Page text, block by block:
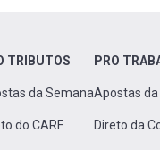
TRIBUTOS
da Semana
do CARF
PRO
Apostas
Direto da